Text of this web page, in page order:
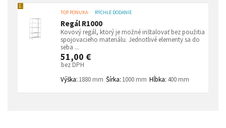
1.
TOP PONUKA
RÝCHLE DODANIE
Regál R1000
Kovový regál, ktorý je možné inštalovať bez použitia
spojovacieho materiálu. Jednotlivé elementy sa do
seba ...
51,00 €
bez DPH
Výška: 1880 mm Šírka: 1000 mm Hĺbka: 400 mm